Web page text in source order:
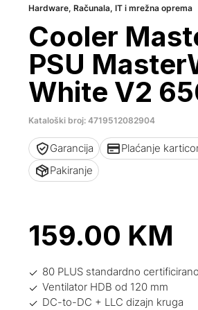
Hardware,Računala, IT i mrežna oprema
Cooler
PSU
White V2
Kataloški broj: 4719512082904
Garancija Plaćanje
Pakiranje
159.00 KM
80 PLUS standardno certificirano
Ventilator HDB od 120 mm
DC-to-DC + LLC dizajn kruga